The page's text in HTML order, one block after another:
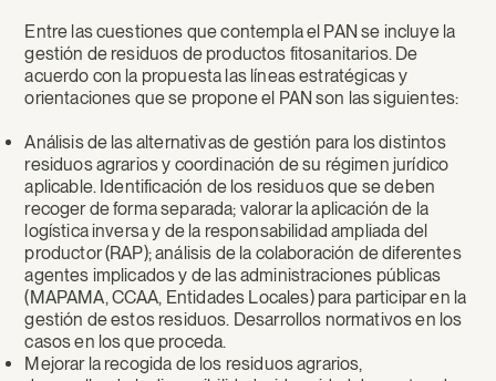
Entre las cuestiones que contempla el PAN se incluye la
gestión de residuos de productos fitosanitarios. De
acuerdo con la propuesta las líneas estratégicas y
orientaciones que se propone el PAN son las siguientes:
Análisis de las alternativas de gestión para los distintos
residuos agrarios y coordinación de su régimen jurídico
aplicable. Identificación de los residuos que se deben
recoger de forma separada; valorar la aplicación de la
logística inversa y de la responsabilidad ampliada del
productor (RAP); análisis de la colaboración de diferentes
agentes implicados y de las administraciones públicas
(MAPAMA, CCAA, Entidades Locales) para participar en la
gestión de estos residuos. Desarrollos normativos en los
casos en los que proceda.
Mejorar la recogida de los residuos agrarios,